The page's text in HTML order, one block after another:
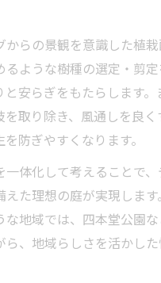
からの景観を意識した植
るような樹種の選定・剪
と安らぎをもたらします。
を取り除き、風通しを良く
防ぎやすくなります。
一体化して考えることで
えた理想の庭が実現しま
な地域では、四本堂公園
ら、地域らしさを活かし